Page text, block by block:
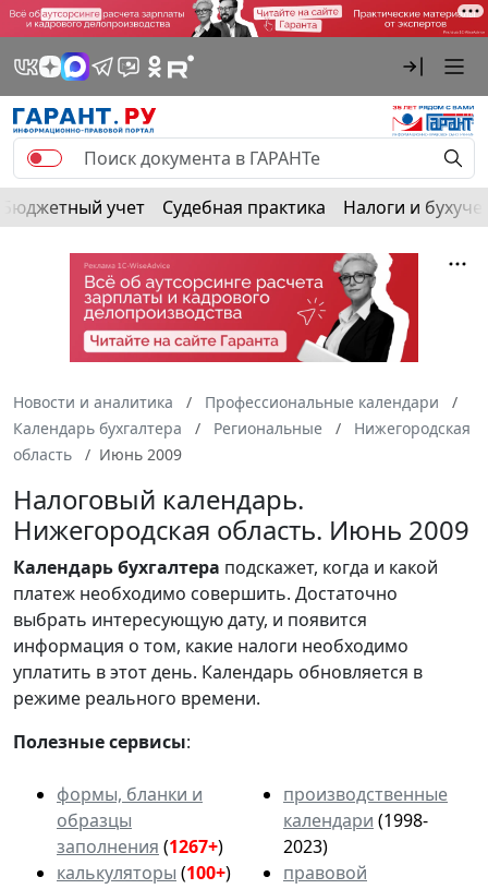
Бюджетный учет Судебная практика Налоги и
Новости и аналитика
Профессиональные календари
Календарь бухгалтера
Региональные
Нижегородская
область
Июнь 2009
Налоговый календарь.
Нижегородская область. Июнь 2009
Календарьбухгалтера подскажет, когда и какой
платеж необходимо совершить. Достаточно
выбрать интересующую дату, и появится
информация о том, какие налоги необходимо
уплатить в этот день. Календарь обновляется в
режиме реального времени.
Полезные сервисы:
формы, бланки и
образцы
заполнения (1267+)
калькуляторы (100+)
производственные
календари (1998-
2023)
правовой